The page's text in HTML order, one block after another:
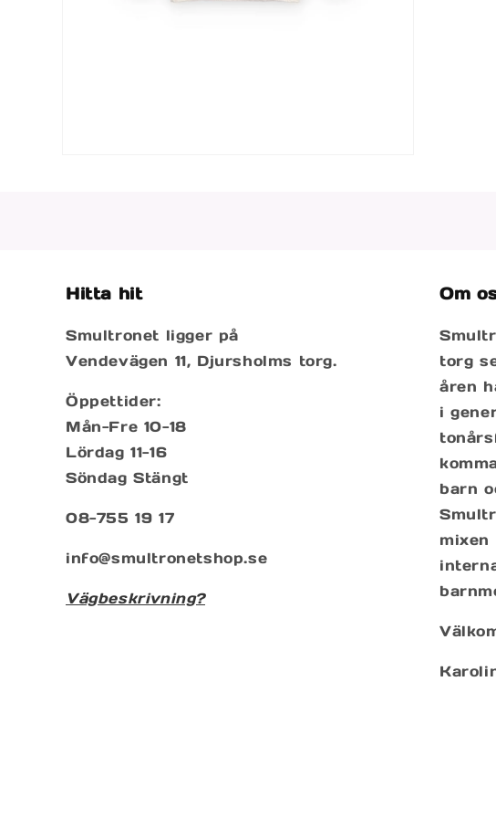
Hitta hit
Smultronet ligger på
Vendevägen 11, Djursholms torg.
Öppettider:
Mån-Fre 10-18
Lördag 11-16
Söndag Stängt
08-755 19 17
info@smultronetshop.se
Vägbeskrivning?
Om
torg
åren
i
barn